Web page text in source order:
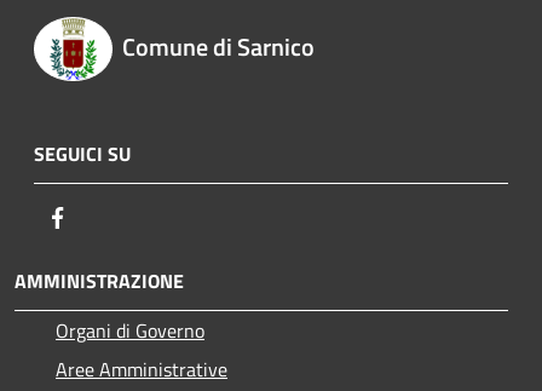
Comune di Sarnico
SEGUICI SU
AMMINISTRAZIONE
Organi di Governo
Aree Amministrative